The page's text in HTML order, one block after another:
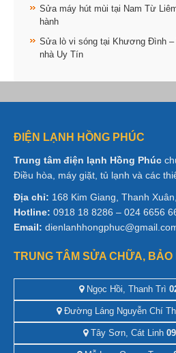
Sửa máy hút mùi tại Nam Từ
hành
Sửa lò vi sóng tại Khương Đình
nhà Uy Tín
ĐIỆN LẠNH HỒNG PHÚC
Trung tâm điện lạnh Hồng Phúc
Điều hòa, máy giặt, tủ lạnh và các
Địa chỉ: 168 Kim Giang, Thanh
Hotline: 0918 18 8286 – 024 6656
Email:
TRUNG TÂM SỬA CHỮA, BẢO
Ngọc Hồi, Thanh Trì
Đường Láng Nguyễn Chí
Tây Sơn, Cát Linh